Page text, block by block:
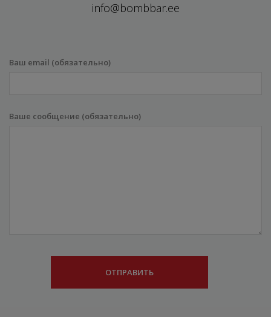
info@bombbar.ee
Ваш email (обязательно)
Ваше сообщение (обязательно)